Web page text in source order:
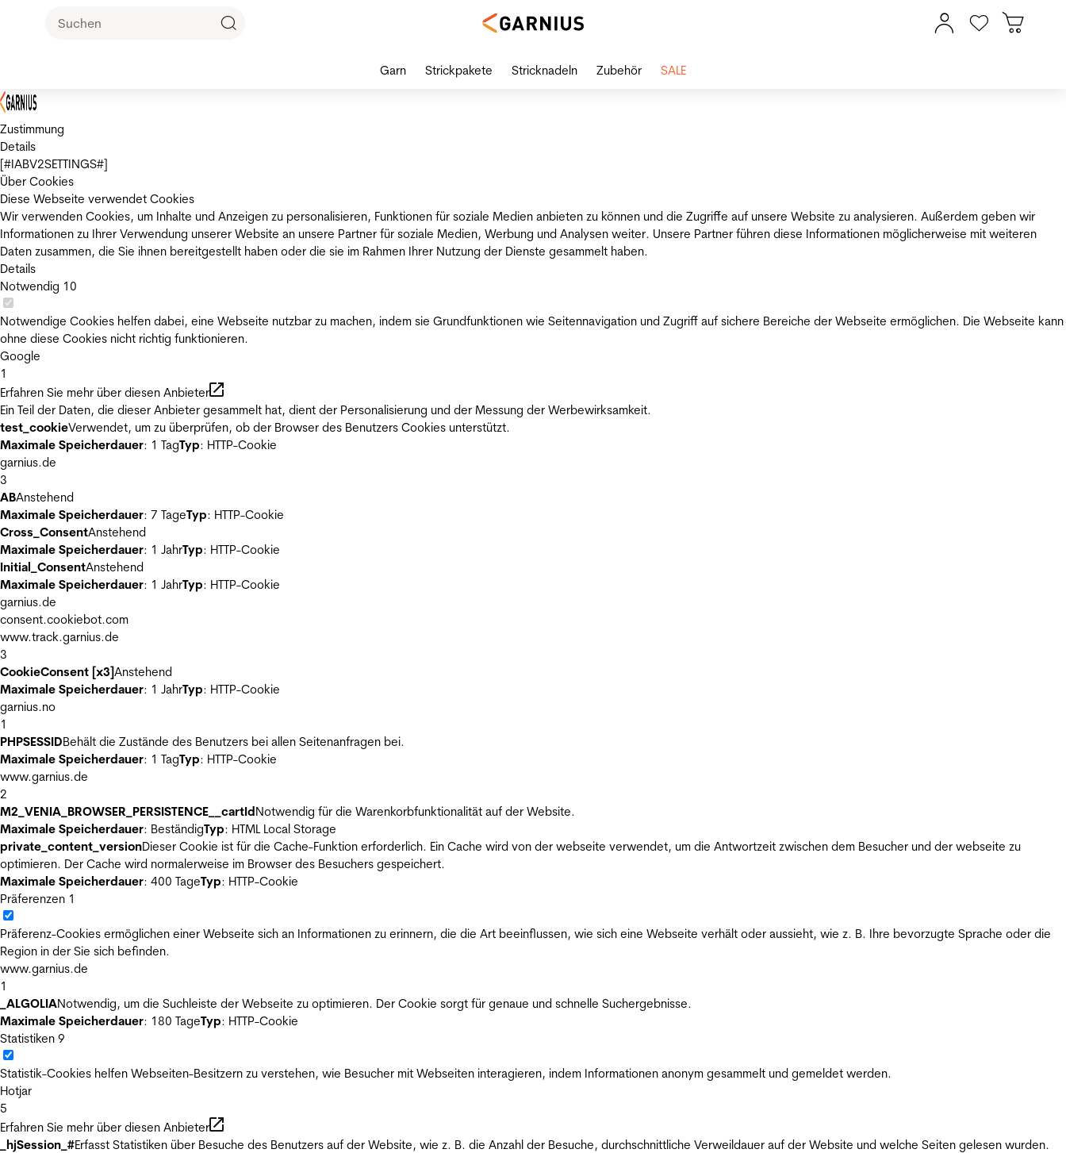
Zustimmung
Details
[#IABV2SETTINGS#]
Über Cookies
Diese Webseite verwendet Cookies
Wir verwenden Cookies, um Inhalte und Anzeigen zu personalisieren, Funktionen für soziale Medien anbieten zu können und die Zugriffe auf unsere Website zu analysieren. Außerdem geben wir
Informationen zu Ihrer Verwendung unserer Website an unsere Partner für soziale Medien, Werbung und Analysen weiter. Unsere Partner führen diese Informationen möglicherweise mit weiteren
Daten zusammen, die Sie ihnen bereitgestellt haben oder die sie im Rahmen Ihrer Nutzung der Dienste gesammelt haben.
Details
Notwendig 10
Notwendige Cookies helfen dabei, eine Webseite nutzbar zu machen, indem sie Grundfunktionen wie Seitennavigation und Zugriff auf sichere Bereiche der Webseite ermöglichen. Die Webseite kann
ohne diese Cookies nicht richtig funktionieren.
Google
1
Erfahren Sie mehr über diesen Anbieter
Ein Teil der Daten, die dieser Anbieter gesammelt hat, dient der Personalisierung und der Messung der Werbewirksamkeit.
test_cookieVerwendet, um zu überprüfen, ob der Browser des Benutzers Cookies unterstützt.
Maximale Speicherdauer: 1 TagTyp: HTTP-Cookie
garnius.de
3
ABAnstehend
Maximale Speicherdauer: 7 TageTyp: HTTP-Cookie
Cross_ConsentAnstehend
Maximale Speicherdauer: 1 JahrTyp: HTTP-Cookie
Initial_ConsentAnstehend
Maximale Speicherdauer: 1 JahrTyp: HTTP-Cookie
garnius.de
consent.cookiebot.com
www.track.garnius.de
3
CookieConsent [x3]Anstehend
Maximale Speicherdauer: 1 JahrTyp: HTTP-Cookie
garnius.no
1
PHPSESSIDBehält die Zustände des Benutzers bei allen Seitenanfragen bei.
Maximale Speicherdauer: 1 TagTyp: HTTP-Cookie
www.garnius.de
2
M2_VENIA_BROWSER_PERSISTENCE__cartIdNotwendig für die Warenkorbfunktionalität auf der Website.
Maximale Speicherdauer: BeständigTyp: HTML Local Storage
private_content_versionDieser Cookie ist für die Cache-Funktion erforderlich. Ein Cache wird von der webseite verwendet, um die Antwortzeit zwischen dem Besucher und der webseite zu
optimieren. Der Cache wird normalerweise im Browser des Besuchers gespeichert.
Maximale Speicherdauer: 400 TageTyp: HTTP-Cookie
Präferenzen 1
Präferenz-Cookies ermöglichen einer Webseite sich an Informationen zu erinnern, die die Art beeinflussen, wie sich eine Webseite verhält oder aussieht, wie z. B. Ihre bevorzugte Sprache oder die
Region in der Sie sich befinden.
www.garnius.de
1
_ALGOLIANotwendig, um die Suchleiste der Webseite zu optimieren. Der Cookie sorgt für genaue und schnelle Suchergebnisse.
Maximale Speicherdauer: 180 TageTyp: HTTP-Cookie
Statistiken 9
Statistik-Cookies helfen Webseiten-Besitzern zu verstehen, wie Besucher mit Webseiten interagieren, indem Informationen anonym gesammelt und gemeldet werden.
Hotjar
5
Erfahren Sie mehr über diesen Anbieter
_hjSession_#Erfasst Statistiken über Besuche des Benutzers auf der Website, wie z. B. die Anzahl der Besuche, durchschnittliche Verweildauer auf der Website und welche Seiten gelesen wurden.
Garn Strickpakete Stricknadeln Zubehör SALE